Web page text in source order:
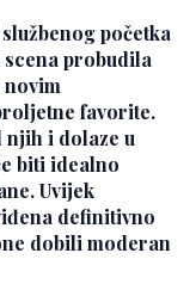
početka
probudila
favorite.
i dolaze u
biti idealno
Uvijek
definitivno
dobili moderan